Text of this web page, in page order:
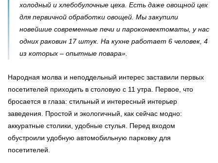
холодный и хлебобулочные цеха. Есть даже овощной цех
для первичной обработки овощей. Мы закупили
новейшие современные печи и пароконвектоматы, у нас
одних раковин 17 штук. На кухне работает 6 человек, 4
из которых – опытные повара».
Народная молва и неподдельный интерес заставили первых
посетителей приходить в столовую с 11 утра. Первое, что
бросается в глаза: стильный и интересный интерьер
заведения. Простой и экологичный, как сейчас модно:
аккуратные столики, удобные стулья. Перед входом
обустроили удобную автомобильную парковку для
посетителей.